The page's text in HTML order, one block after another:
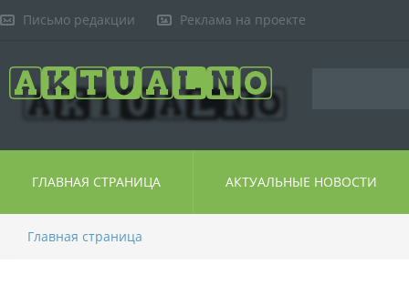
Письмо редакции Реклама на проекте
ГЛАВНАЯ СТРАНИЦА АКТУАЛЬНЫЕ НОВОСТИ
Главная страница